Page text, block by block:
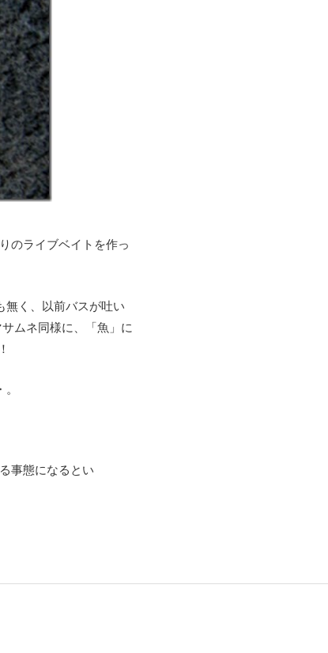
のライブベイトを作っ
無く、以前バスが吐い
ムネ同様に、「魚」に
事態になるとい